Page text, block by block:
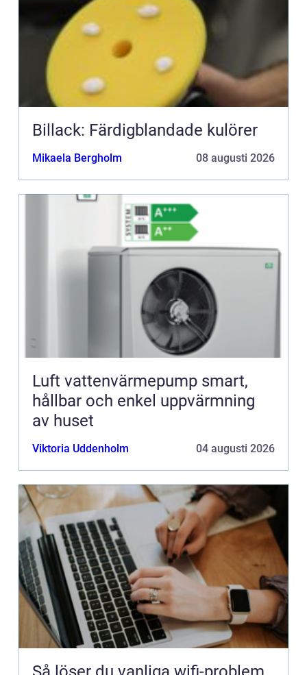
Billack: Färdigblandade kulörer
Mikaela Bergholm 08 augusti 2026
Luft vattenvärmepump smart,
hållbar och enkel uppvärmning
av huset
Viktoria Uddenholm 04 augusti 2026